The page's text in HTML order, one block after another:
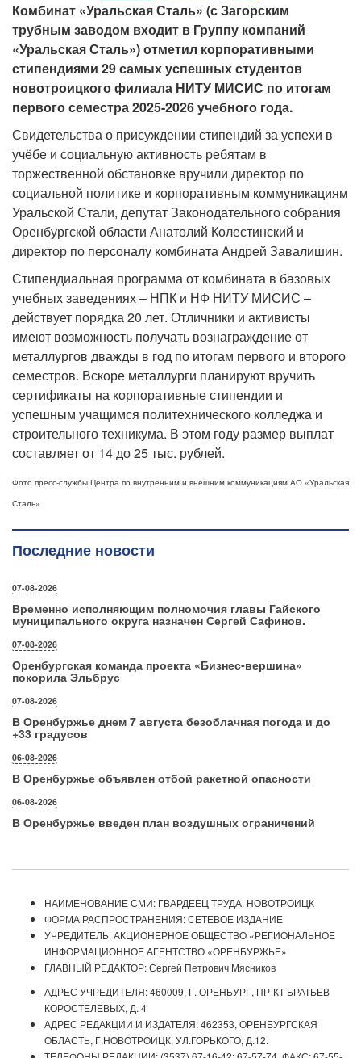
Комбинат «Уральская Сталь» (с Загорским
трубным заводом входит в Группу компаний
«Уральская Сталь») отметил корпоративными
стипендиями 29 самых успешных студентов
новотроицкого филиала НИТУ МИСИС по итогам
первого семестра 2025-2026 учебного года.
Свидетельства о присуждении стипендий за успехи в
учёбе и социальную активность ребятам в
торжественной обстановке вручили директор по
социальной политике и корпоративным коммуникациям
Уральской Стали, депутат Законодательного собрания
Оренбургской области Анатолий Колестинский и
директор по персоналу комбината Андрей Завалишин.
Стипендиальная программа от комбината в базовых
учебных заведениях – НПК и НФ НИТУ МИСИС –
действует порядка 20 лет. Отличники и активисты
имеют возможность получать вознаграждение от
металлургов дважды в год по итогам первого и второго
семестров. Вскоре металлурги планируют вручить
сертификаты на корпоративные стипендии и
успешным учащимся политехнического колледжа и
строительного техникума. В этом году размер выплат
составляет от 14 до 25 тыс. рублей.
Фото пресс-службы Центра по внутренним и внешним коммуникациям АО «Уральская
Сталь»
Последние новости
07-08-2026
Временно исполняющим полномочия главы Гайского
муниципального округа назначен Сергей Сафинов.
07-08-2026
Оренбургская команда проекта «Бизнес‑вершина»
покорила Эльбрус
07-08-2026
В Оренбуржье днем 7 августа безоблачная погода и до
+33 градусов
06-08-2026
В Оренбуржье объявлен отбой ракетной опасности
06-08-2026
В Оренбуржье введен план воздушных ограничений
НАИМЕНОВАНИЕ СМИ: ГВАРДЕЕЦ ТРУДА. НОВОТРОИЦК
ФОРМА РАСПРОСТРАНЕНИЯ: СЕТЕВОЕ ИЗДАНИЕ
УЧРЕДИТЕЛЬ: АКЦИОНЕРНОЕ ОБЩЕСТВО «РЕГИОНАЛЬНОЕ
ИНФОРМАЦИОННОЕ АГЕНТСТВО «ОРЕНБУРЖЬЕ»
ГЛАВНЫЙ РЕДАКТОР: Сергей Петрович Мясников
АДРЕС УЧРЕДИТЕЛЯ: 460009, Г. ОРЕНБУРГ, ПР-КТ БРАТЬЕВ
КОРОСТЕЛЕВЫХ, Д. 4
АДРЕС РЕДАКЦИИ И ИЗДАТЕЛЯ: 462353, ОРЕНБУРГСКАЯ
ОБЛАСТЬ, Г.НОВОТРОИЦК, УЛ.ГОРЬКОГО, Д.12.